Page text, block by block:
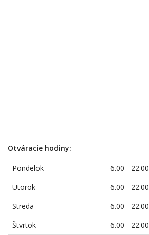
Otváracie hodiny:
Pondelok
6.00 - 22.00
Utorok
6.00 - 22.00
Streda
6.00 - 22.00
Štvrtok
6.00 - 22.00